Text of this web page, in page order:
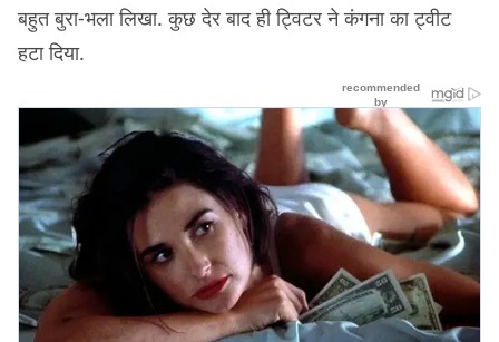
बहुत बुरा-भला लिखा. कुछ देर बाद ही ट्विटर ने कंगना का ट्वीट
हटा दिया.